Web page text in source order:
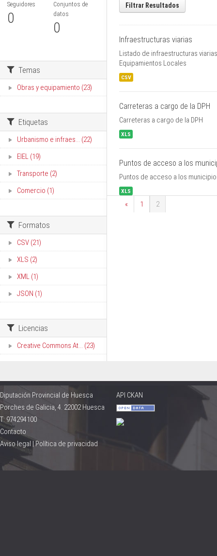
Filtrar Resultados
Infraestructuras viarias
Listado de infraestructuras
Equipamientos Locales
CSV
Carreteras a cargo de la DPH
Carreteras a cargo de la DPH
XLS
Puntos de acceso a los
Puntos de acceso a los
XLS
« 1 2
Seguidores
0
Conjuntos de
datos
0
Temas
Obras y equipamiento (23)
Etiquetas
Urbanismo e infraes... (22)
EIEL (19)
Transporte (2)
Comercio (1)
Formatos
CSV (21)
XLS (2)
XML (1)
JSON (1)
Licencias
Creative Commons At... (23)
Diputación Provincial de Huesca
Porches de Galicia, 4. 22002 Huesca
T: 974294100
Contacto
Aviso legal |Política de privacidad
API CKAN